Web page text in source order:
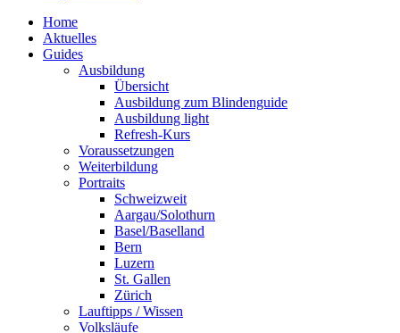
Home
Aktuelles
Guides
Ausbildung
Übersicht
Ausbildung zum Blindenguide
Ausbildung light
Refresh-Kurs
Voraussetzungen
Weiterbildung
Portraits
Schweizweit
Aargau/Solothurn
Basel/Baselland
Bern
Luzern
St. Gallen
Zürich
Lauftipps / Wissen
Volksläufe